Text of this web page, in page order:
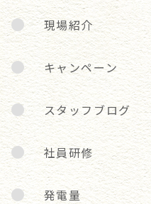
現場紹介
キャンペーン
スタッフブログ
社員研修
発電量